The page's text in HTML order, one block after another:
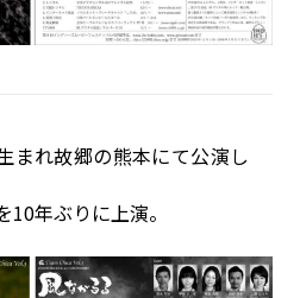
れ故郷の熊本にて公演し
年ぶりに上演。